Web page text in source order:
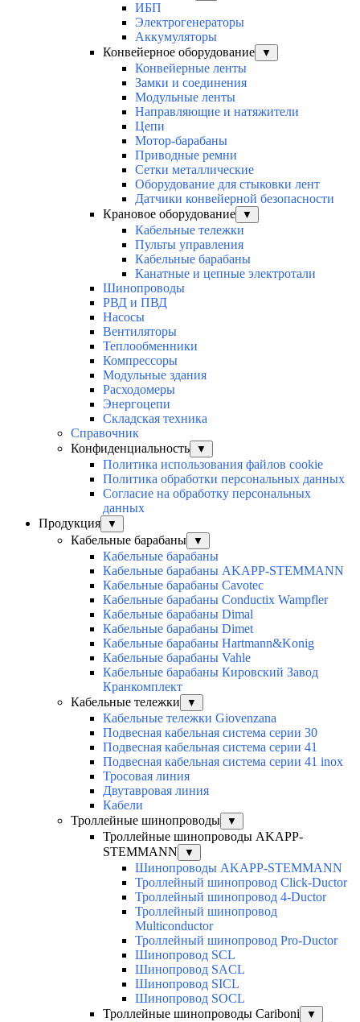
ИБП
Электрогенераторы
Аккумуляторы
Конвейерное оборудование
▼
Конвейерные ленты
Замки и соединения
Модульные ленты
Направляющие и натяжители
Цепи
Мотор-барабаны
Приводные ремни
Сетки металлические
Оборудование для стыковки лент
Датчики конвейерной безопасности
Крановое оборудование
▼
Кабельные тележки
Пульты управления
Кабельные барабаны
Канатные и цепные электротали
Шинопроводы
РВД и ПВД
Насосы
Вентиляторы
Теплообменники
Компрессоры
Модульные здания
Расходомеры
Энергоцепи
Складская техника
Справочник
Конфиденциальность
▼
Политика использования файлов cookie
Политика обработки персональных данных
Согласие на обработку персональных
данных
Продукция
▼
Кабельные барабаны ▼
Кабельные барабаны
Кабельные барабаны AKAPP-STEMMANN
Кабельные барабаны Cavotec
Кабельные барабаны Conductix Wampfler
Кабельные барабаны Dimal
Кабельные барабаны Dimet
Кабельные барабаны Hartmann&Konig
Кабельные барабаны Vahle
Кабельные барабаны Кировский Завод
Кранкомплект
Кабельные тележки
▼
Кабельные тележки Giovenzana
Подвесная кабельная система серии 30
Подвесная кабельная система серии 41
Подвесная кабельная система серии 41 inox
Тросовая линия
Двутавровая линия
Кабели
Троллейные шинопроводы
▼
Троллейные шинопроводы AKAPP-
STEMMANN
▼
Шинопроводы AKAPP-STEMMANN
Троллейный шинопровод Click-Ductor
Троллейный шинопровод 4-Ductor
Троллейный шинопровод
Multiconductor
Троллейный шинопровод Pro-Ductor
Шинопровод SCL
Шинопровод SACL
Шинопровод SICL
Шинопровод SOCL
Троллейные шинопроводы Cariboni
▼